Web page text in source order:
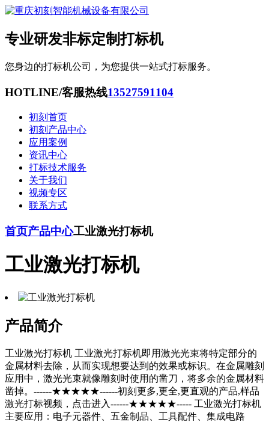
专业研发非标定制打标机
您身边的打标机公司，为您提供一站式打标服务。
HOTLINE/客服热线13527591104
初刻首页
初刻产品中心
应用案例
资讯中心
打标技术服务
关于我们
视频专区
联系方式
首页产品中心工业激光打标机
工业激光打标机
产品简介
工业激光打标机 工业激光打标机即用激光光束将特定部分的
金属材料去除，从而实现想要达到的效果或标识。在金属雕刻
应用中，激光光束就像雕刻时使用的凿刀，将多余的金属材料
凿掉。------★★★★★------初刻更多,更全,更直观的产品,样品
激光打标视频，点击进入------★★★★★----- 工业激光打标机
主要应用：电子元器件、五金制品、工具配件、集成电路